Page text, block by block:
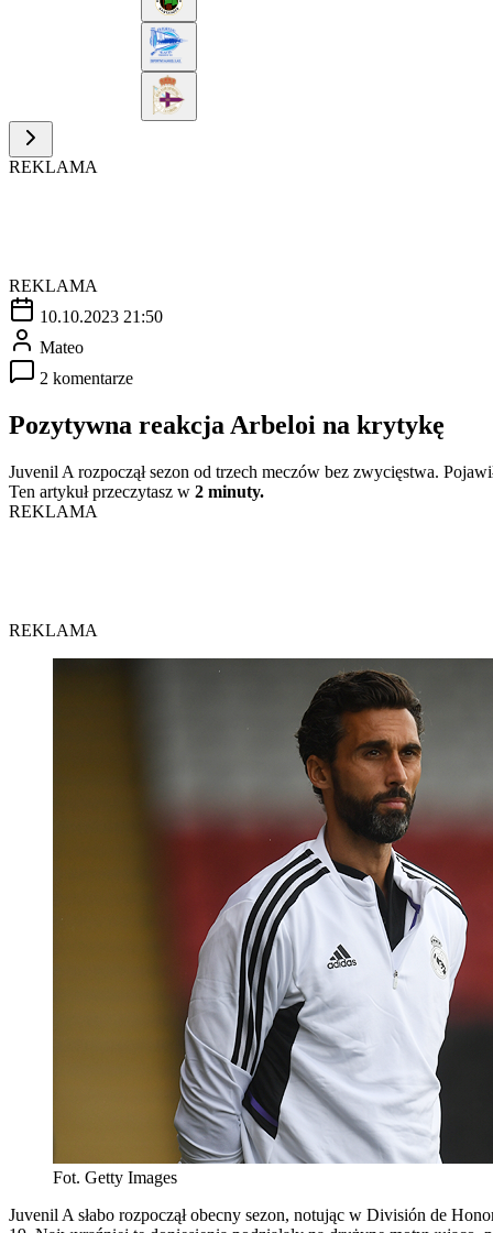
REKLAMA
REKLAMA
10.10.2023 21:50
Mateo
2 komentarze
Pozytywna reakcja Arbeloi na krytykę
Juvenil A rozpoczął sezon od trzech meczów bez zwycięstwa.
Ten artykuł przeczytasz w 2 minuty.
REKLAMA
REKLAMA
Fot. Getty Images
Juvenil A słabo rozpoczął obecny sezon, notując w División de